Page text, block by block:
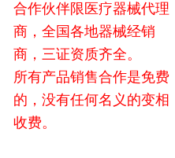
合作伙伴限医疗器械代理
商，全国各地器械经销
商，三证资质齐全。
所有产品销售合作是免费
的，没有任何名义的变相
收费。